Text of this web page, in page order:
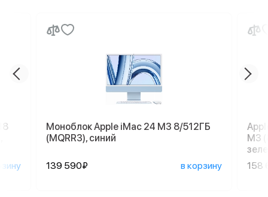
Моноблок Apple iMac 24 M3 8/512ГБ
(MQRR3), синий
139 590₽ в корзину
M3
158